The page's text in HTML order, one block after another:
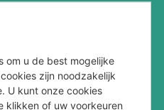
om u de best mogelijke
zijn noodzakelijk
U kunt onze cookies
klikken of uw voorkeuren